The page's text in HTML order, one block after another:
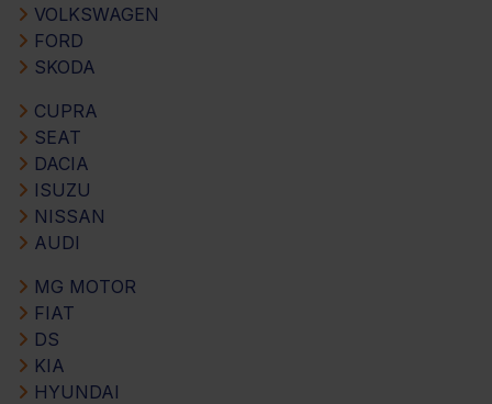
VOLKSWAGEN
FORD
SKODA
CUPRA
SEAT
DACIA
ISUZU
NISSAN
AUDI
MG MOTOR
FIAT
DS
KIA
HYUNDAI